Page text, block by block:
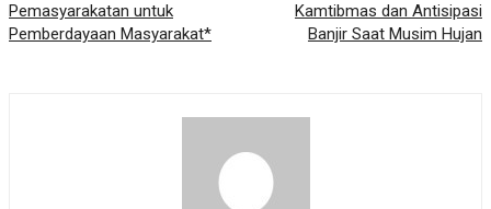
Pemasyarakatan untuk
Pemberdayaan Masyarakat*
Kamtibmas dan Antisipasi
Banjir Saat Musim Hujan